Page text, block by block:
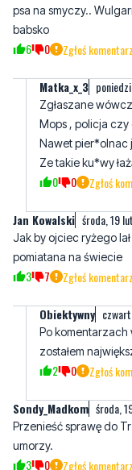
Matka_x_3
Zgłaszane
Nawet pier*olnac
Ze takie ku*wy
0 0 Zgłoś
Jan Kowalski środa, 19
Jak by ojciec ryżego
3 7 Zgłoś komentarz
Obiektywny
Po komentarzach
2 0 Zgłoś
Sondy_Madkom środa,
Przenieść sprawę do
3 0 Zgłoś
Sąsiadka i matka
Piszcie kto jak się